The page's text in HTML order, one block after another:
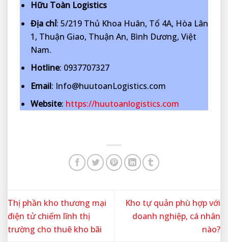
Hữu Toàn Logistics
Địa chỉ: 5/219 Thủ Khoa Huân, Tổ 4A, Hòa Lân
1, Thuận Giao, Thuận An, Bình Dương, Việt
Nam.
Hotline: 0937707327
Email: Info@huutoanLogistics.com
Website: https://huutoanlogistics.com
Thị phần kho thương mại
điện tử chiếm lĩnh thị
trường cho thuê kho bãi
Kho tự quản phù hợp với
doanh nghiệp, cá nhân
nào?